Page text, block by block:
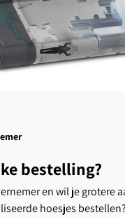
bestelling?
en wil je grotere
hoesjes bestellen?